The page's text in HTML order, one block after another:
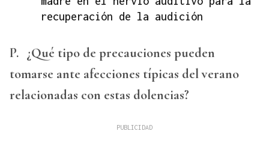
recuperación de la audición
P. ¿Qué tipo de precauciones pueden
tomarse ante afecciones típicas del verano
relacionadas con estas dolencias?